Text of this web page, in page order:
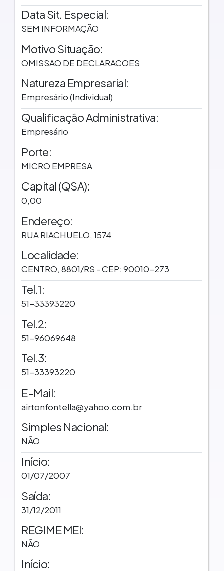
Data Sit. Especial:
SEM INFORMAÇÃO
Motivo Situação:
OMISSAO DE DECLARACOES
Natureza Empresarial:
Empresário (Individual)
Qualificação Administrativa:
Empresário
Porte:
MICRO EMPRESA
Capital (QSA):
0,00
Endereço:
RUA RIACHUELO, 1574
Localidade:
CENTRO, 8801/RS - CEP: 90010-273
Tel.1:
51-33393220
Tel.2:
51-96069648
Tel.3:
51-33393220
E-Mail:
airtonfontella@yahoo.com.br
Simples Nacional:
NÃO
Início:
01/07/2007
Saída:
31/12/2011
REGIME MEI:
NÃO
Início: